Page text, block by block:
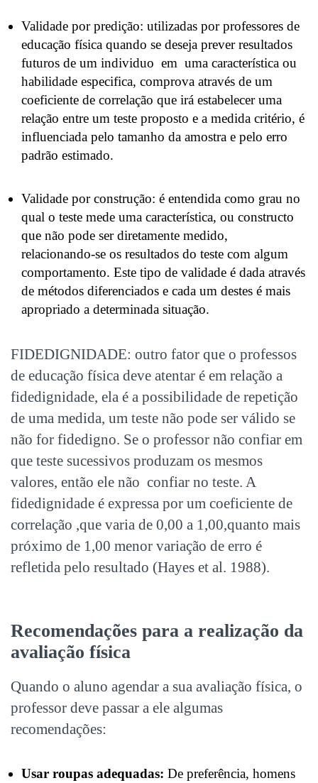
Validade por predição: utilizadas por professores de
educação física quando se deseja prever resultados
futuros de um individuo em uma característica ou
habilidade especifica, comprova através de um
coeficiente de correlação que irá estabelecer uma
relação entre um teste proposto e a medida critério, é
influenciada pelo tamanho da amostra e pelo erro
padrão estimado.
Validade por construção: é entendida como grau no
qual o teste mede uma característica, ou constructo
que não pode ser diretamente medido,
relacionando-se os resultados do teste com algum
comportamento. Este tipo de validade é dada através
de métodos diferenciados e cada um destes é mais
apropriado a determinada situação.
FIDEDIGNIDADE: outro fator que o professos
de educação física deve atentar é em relação a
fidedignidade, ela é a possibilidade de repetição
de uma medida, um teste não pode ser válido se
não for fidedigno. Se o professor não confiar em
que teste sucessivos produzam os mesmos
valores, então ele não confiar no teste. A
fidedignidade é expressa por um coeficiente de
correlação ,que varia de 0,00 a 1,00,quanto mais
próximo de 1,00 menor variação de erro é
refletida pelo resultado (Hayes et al. 1988).
Recomendações para a realização da
avaliação física
Quando o aluno agendar a sua avaliação física, o
professor deve passar a ele algumas
recomendações:
Usar roupas adequadas: De preferência, homens